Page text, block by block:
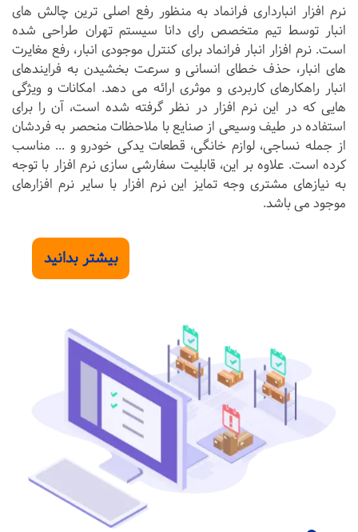
نرم افزار انبارداری فرانماد به منظور رفع اصلی ترین چالش های
انبار توسط تیم متخصص رای دانا سیستم تهران طراحی شده
است. نرم افزار انبار فرانماد برای کنترل موجودی انبار، رفع مغایرت
های انبار، حذف خطای انسانی و سرعت بخشیدن به فرایندهای
انبار راهکارهای کاربردی و موثری ارائه می دهد. امکانات و ویژگی
هایی که در این نرم افزار در نظر گرفته شده است، آن را برای
استفاده در طیف وسیعی از صنایع با ملاحظات منحصر به فردشان
از جمله نساجی، لوازم خانگی، قطعات یدکی خودرو و ... مناسب
کرده است. علاوه بر این، قابلیت سفارشی سازی نرم افزار با توجه
به نیازهای مشتری وجه تمایز این نرم افزار با سایر نرم افزارهای
موجود می باشد.
بیشتر بدانید